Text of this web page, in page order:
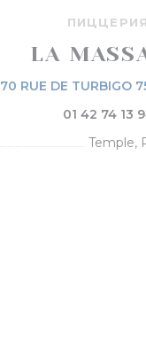
ПИЦЦЕРИЯ
LA
70 RUE DE TURBIGO
01 42 74 13
Temple,